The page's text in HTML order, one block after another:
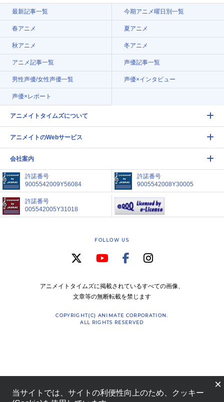
最新記事一覧 今期アニメ曜日別一覧
春アニメ 夏アニメ
秋アニメ 冬アニメ
アニメ記事一覧 声優記事一覧
男性声優/女性声優一覧 声優×インタビュー
声優×レポート
アニメイトタイムズについて
アニメイトのWebサービス
会社案内
許諾番号
9005542009Y56084
許諾番号
9005542008Y30005
許諾番号
005542005Y31018
FOLLOW US
アニメイトタイムズに掲載されているすべての画像、
文章等の無断転載を禁じます
COPYRIGHT(C) ANIMATE CORPORATION.
ALL RIGHTS RESERVED
×
当サイトでは、サイトの利便性向上のため、クッキー